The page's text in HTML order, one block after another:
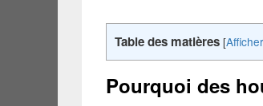
Table des matières [Afficher
Pourquoi des